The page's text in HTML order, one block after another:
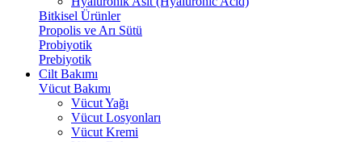
Bitkisel Ürünler
Propolis ve Arı Sütü
Probiyotik
Prebiyotik
Cilt Bakımı
Vücut Bakımı
Vücut Yağı
Vücut Losyonları
Vücut Kremi